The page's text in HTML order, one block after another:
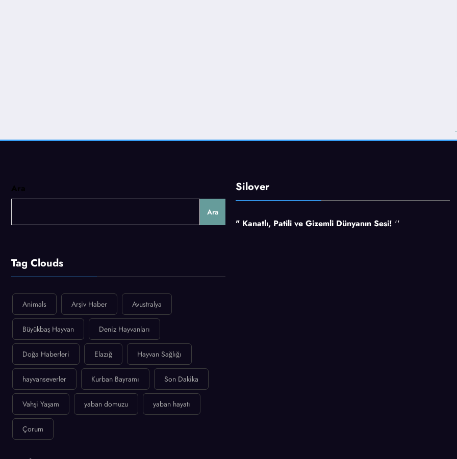
Ara
Ara
Tag Clouds
Animals Arşiv Haber Avustralya
Büyükbaş Hayvan Deniz Hayvanları
Doğa Haberleri Elazığ Hayvan Sağlığı
hayvanseverler Kurban Bayramı Son Dakika
Vahşi Yaşam yaban domuzu yaban hayatı
Çorum
Silover
" Kanatlı, Patili ve Gizemli Dünyanın Sesi! ''